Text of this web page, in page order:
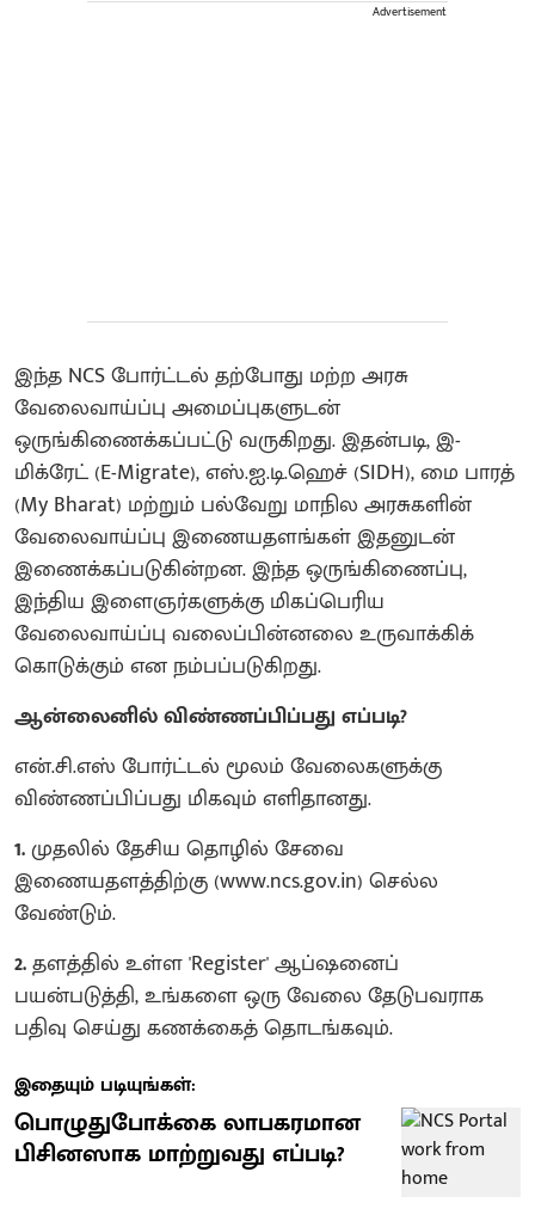
Advertisement
இந்த NCS போர்ட்டல் தற்போது மற்ற அரசு
வேலைவாய்ப்பு அமைப்புகளுடன்
ஒருங்கிணைக்கப்பட்டு வருகிறது. இதன்படி, இ-
மிக்ரேட் (E-Migrate), எஸ்.ஐ.டி.ஹெச் (SIDH), மை பாரத்
(My Bharat) மற்றும் பல்வேறு மாநில அரசுகளின்
வேலைவாய்ப்பு இணையதளங்கள் இதனுடன்
இணைக்கப்படுகின்றன. இந்த ஒருங்கிணைப்பு,
இந்திய இளைஞர்களுக்கு மிகப்பெரிய
வேலைவாய்ப்பு வலைப்பின்னலை உருவாக்கிக்
கொடுக்கும் என நம்பப்படுகிறது.
ஆன்லைனில் விண்ணப்பிப்பது எப்படி?
என்.சி.எஸ் போர்ட்டல் மூலம் வேலைகளுக்கு
விண்ணப்பிப்பது மிகவும் எளிதானது.
1.முதலில் தேசிய தொழில் சேவை
இணையதளத்திற்கு (www.ncs.gov.in) செல்ல
வேண்டும்.
2.தளத்தில் உள்ள 'Register' ஆப்ஷனைப்
பயன்படுத்தி, உங்களை ஒரு வேலை தேடுபவராக
பதிவு செய்து கணக்கைத் தொடங்கவும்.
இதையும் படியுங்கள்:
பொழுதுபோக்கை லாபகரமான
பிசினஸாக மாற்றுவது எப்படி?